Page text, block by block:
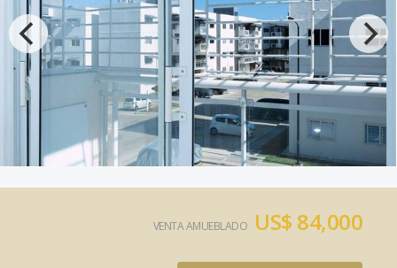
VENTA AMUEBLADO US$ 84,000